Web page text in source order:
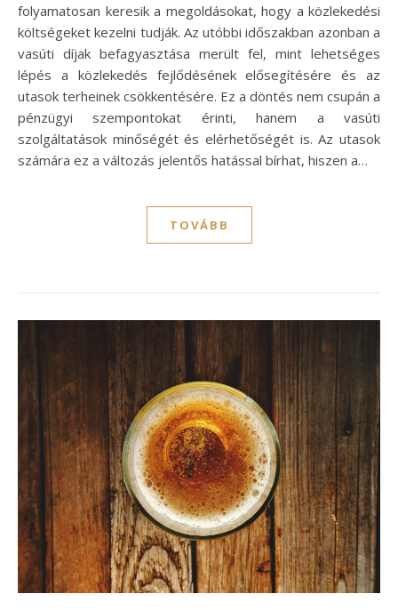
folyamatosan keresik a megoldásokat, hogy a közlekedési
költségeket kezelni tudják. Az utóbbi időszakban azonban a
vasúti díjak befagyasztása merült fel, mint lehetséges
lépés a közlekedés fejlődésének elősegítésére és az
utasok terheinek csökkentésére. Ez a döntés nem csupán a
pénzügyi szempontokat érinti, hanem a vasúti
szolgáltatások minőségét és elérhetőségét is. Az utasok
számára ez a változás jelentős hatással bírhat, hiszen a…
TOVÁBB